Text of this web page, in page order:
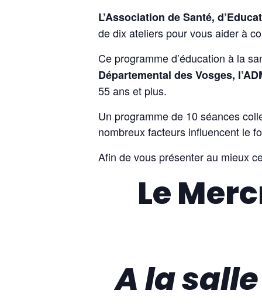
L’Association de Santé,
de dix ateliers pour vous aider à
Ce programme d’éducation à la
Départemental des Vosges,
55 ans et plus.
Un programme de 10 séances
nombreux facteurs influencent le
Afin de vous présenter au mieux
Le
A la salle